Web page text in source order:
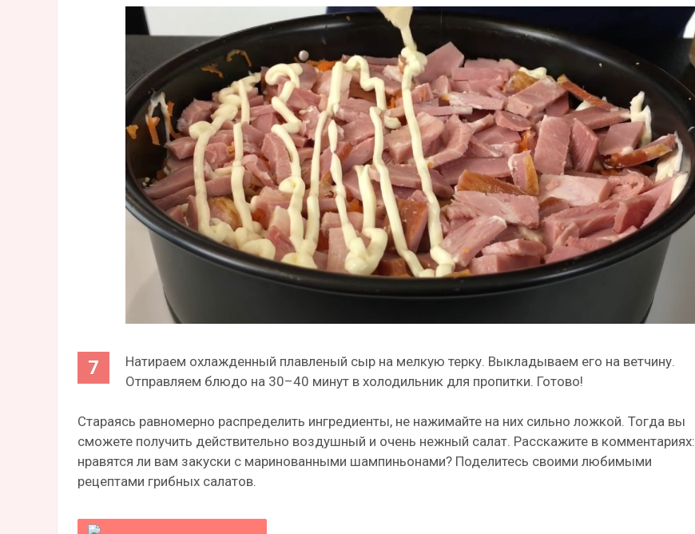
Натираем охлажденный плавленый сыр на мелкую терку. Выкладываем его на ветчину.
Отправляем блюдо на 30–40 минут в холодильник для пропитки. Готово!
Стараясь равномерно распределить ингредиенты, не нажимайте на них сильно ложкой. Тогда вы
сможете получить действительно воздушный и очень нежный салат. Расскажите в комментариях:
нравятся ли вам закуски с маринованными шампиньонами? Поделитесь своими любимыми
рецептами грибных салатов.